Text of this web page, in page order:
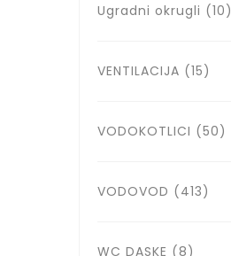
Ugradni okrugli (10)
VENTILACIJA (15)
VODOKOTLICI (50)
VODOVOD (413)
WC DASKE (8)